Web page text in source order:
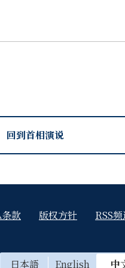
和风险，拥有共同志向的
由流通（DFFT）。
者”，在“共创”理念的指
迈进，从上述观点出发，我
桥梁作用，为经合组织未
回到首相演说
款 版权方针 RSS
日本語 English 中